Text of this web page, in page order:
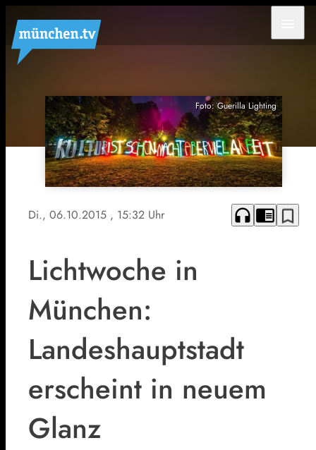
Foto: Guerilla Lighting
Di., 06.10.2015 , 15:32 Uhr headphones chrome_reader_mode bookmark_border
Lichtwoche in
München:
Landeshauptstadt
erscheint in neuem
Glanz